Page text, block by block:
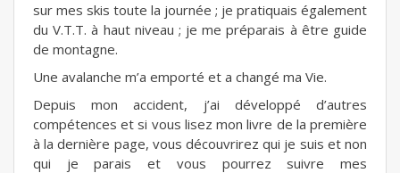
sur mes skis toute la journée ; je pratiquais également
du V.T.T. à haut niveau ; je me préparais à être guide
de montagne.
Une avalanche m’a emporté et a changé ma Vie.
Depuis mon accident, j’ai développé d’autres
compétences et si vous lisez mon livre de la première
à la dernière page, vous découvrirez qui je suis et non
qui je parais et vous pourrez suivre mes